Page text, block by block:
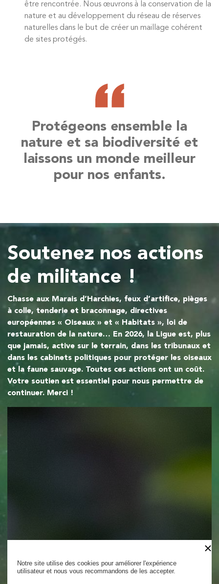
être rencontrée. Nous œuvrons à la conservation de la
nature et au développement du réseau de réserves
naturelles dans le but de créer un maillage cohérent
de sites protégés.
Protégeons ensemble la
nature et sa biodiversité et
laissons un monde meilleur
pour nos enfants.
Soutenez nos actions
de militance !
Chasse aux Marais d’Harchies, feux d’artifice, pièges
à colle, tenderie et braconnage, directives
européennes « Oiseaux » et « Habitats », loi de
restauration de la nature… En 2026, la Ligue est, plus
que jamais, active sur le terrain, dans les tribunaux et
dans les cabinets politiques pour protéger les oiseaux
et la faune sauvage. Toutes ces actions ont un coût.
Votre soutien est essentiel pour nous permettre de
continuer. Merci !